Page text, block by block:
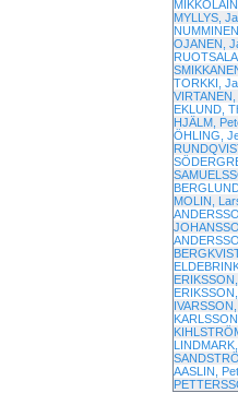
MYLLYS,
OJANEN,
TORKKI,
EKLUND,
HJÄLM,
ÖHLING,
MOLIN,
AASLIN,